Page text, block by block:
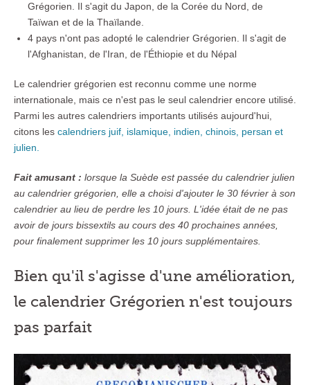
Grégorien. Il s'agit du Japon, de la Corée du Nord, de
Taïwan et de la Thaïlande.
4 pays n'ont pas adopté le calendrier Grégorien. Il s'agit de
l'Afghanistan, de l'Iran, de l'Éthiopie et du Népal
Le calendrier grégorien est reconnu comme une norme
internationale, mais ce n'est pas le seul calendrier encore utilisé.
Parmi les autres calendriers importants utilisés aujourd'hui,
citons les calendriers juif, islamique, indien, chinois, persan et
julien.
Fait amusant : lorsque la Suède est passée du calendrier julien
au calendrier grégorien, elle a choisi d'ajouter le 30 février à son
calendrier au lieu de perdre les 10 jours. L'idée était de ne pas
avoir de jours bissextils au cours des 40 prochaines années,
pour finalement supprimer les 10 jours supplémentaires.
Bien qu'il s'agisse d'une amélioration,
le calendrier Grégorien n'est toujours
pas parfait